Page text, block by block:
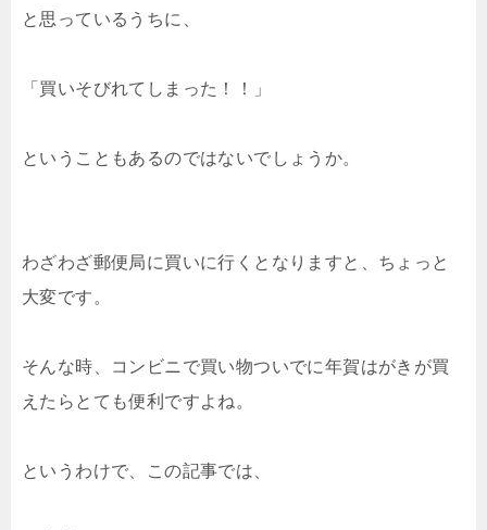
と思っているうちに、
「買いそびれてしまった！！」
ということもあるのではないでしょうか。
わざわざ郵便局に買いに行くとなりますと、ちょっと
大変です。
そんな時、コンビニで買い物ついでに年賀はがきが買
えたらとても便利ですよね。
というわけで、この記事では、